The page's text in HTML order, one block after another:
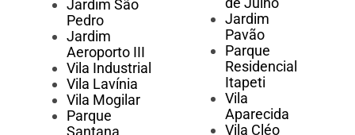
Jardim São
Pedro
Jardim
Aeroporto III
Vila Industrial
Vila Lavínia
Vila Mogilar
Parque
Jardim
Pavão
Parque
Residencial
Itapeti
Vila
Aparecida
Vila Cléo